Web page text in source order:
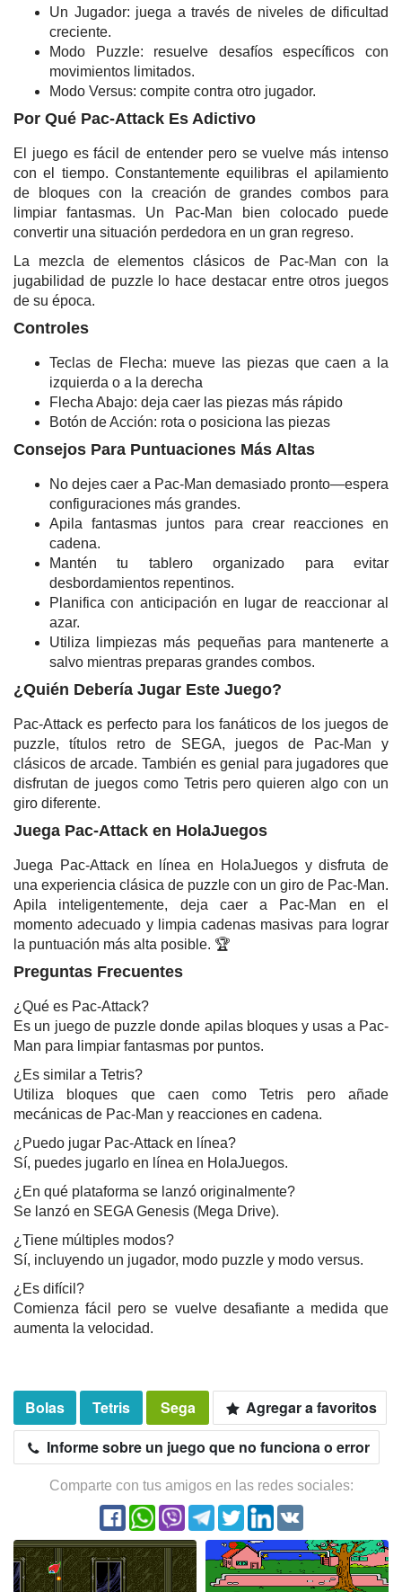
Un Jugador: juega a través de niveles de dificultad
creciente.
Modo Puzzle: resuelve desafíos específicos con
movimientos limitados.
Modo Versus: compite contra otro jugador.
Por Qué Pac-Attack Es Adictivo
El juego es fácil de entender pero se vuelve más intenso
con el tiempo. Constantemente equilibras el apilamiento
de bloques con la creación de grandes combos para
limpiar fantasmas. Un Pac-Man bien colocado puede
convertir una situación perdedora en un gran regreso.
La mezcla de elementos clásicos de Pac-Man con la
jugabilidad de puzzle lo hace destacar entre otros juegos
de su época.
Controles
Teclas de Flecha: mueve las piezas que caen a la
izquierda o a la derecha
Flecha Abajo: deja caer las piezas más rápido
Botón de Acción: rota o posiciona las piezas
Consejos Para Puntuaciones Más Altas
No dejes caer a Pac-Man demasiado pronto—espera
configuraciones más grandes.
Apila fantasmas juntos para crear reacciones en
cadena.
Mantén tu tablero organizado para evitar
desbordamientos repentinos.
Planifica con anticipación en lugar de reaccionar al
azar.
Utiliza limpiezas más pequeñas para mantenerte a
salvo mientras preparas grandes combos.
¿Quién Debería Jugar Este Juego?
Pac-Attack es perfecto para los fanáticos de los juegos de
puzzle, títulos retro de SEGA, juegos de Pac-Man y
clásicos de arcade. También es genial para jugadores que
disfrutan de juegos como Tetris pero quieren algo con un
giro diferente.
Juega Pac-Attack en HolaJuegos
Juega Pac-Attack en línea en HolaJuegos y disfruta de
una experiencia clásica de puzzle con un giro de Pac-Man.
Apila inteligentemente, deja caer a Pac-Man en el
momento adecuado y limpia cadenas masivas para lograr
la puntuación más alta posible. 🏆
Preguntas Frecuentes
¿Qué es Pac-Attack?
Es un juego de puzzle donde apilas bloques y usas a Pac-
Man para limpiar fantasmas por puntos.
¿Es similar a Tetris?
Utiliza bloques que caen como Tetris pero añade
mecánicas de Pac-Man y reacciones en cadena.
¿Puedo jugar Pac-Attack en línea?
Sí, puedes jugarlo en línea en HolaJuegos.
¿En qué plataforma se lanzó originalmente?
Se lanzó en SEGA Genesis (Mega Drive).
¿Tiene múltiples modos?
Sí, incluyendo un jugador, modo puzzle y modo versus.
¿Es difícil?
Comienza fácil pero se vuelve desafiante a medida que
aumenta la velocidad.
Bolas Tetris Sega
Agregar a favoritos
Informe sobre un juego que no funciona o error
Comparte con tus amigos en las redes sociales: